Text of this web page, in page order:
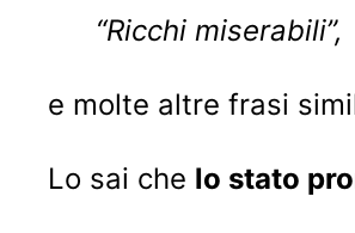
“Ricchi miserabili”,
e molte altre frasi
Lo sai che lo stato